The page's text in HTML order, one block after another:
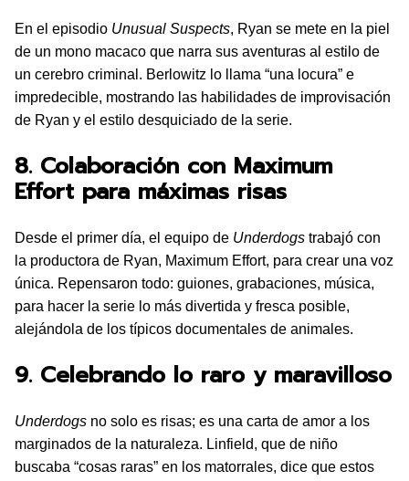
En el episodio Unusual Suspects, Ryan se mete en la piel
de un mono macaco que narra sus aventuras al estilo de
un cerebro criminal. Berlowitz lo llama “una locura” e
impredecible, mostrando las habilidades de improvisación
de Ryan y el estilo desquiciado de la serie.
8. Colaboración con Maximum
Effort para máximas risas
Desde el primer día, el equipo de Underdogs trabajó con
la productora de Ryan, Maximum Effort, para crear una voz
única. Repensaron todo: guiones, grabaciones, música,
para hacer la serie lo más divertida y fresca posible,
alejándola de los típicos documentales de animales.
9. Celebrando lo raro y maravilloso
Underdogs no solo es risas; es una carta de amor a los
marginados de la naturaleza. Linfield, que de niño
buscaba “cosas raras” en los matorrales, dice que estos